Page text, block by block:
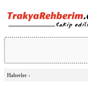
Haberler ›